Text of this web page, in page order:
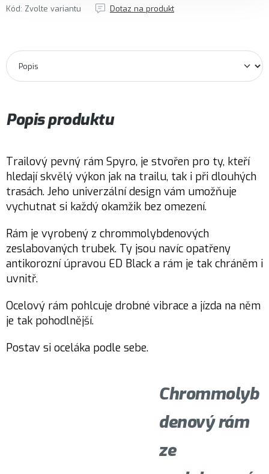
Kód: Zvolte variantu Dotaz na produkt
Popis produktu
Trailový pevný rám Spyro, je stvořen pro ty, kteří
hledají skvělý výkon jak na trailu, tak i při dlouhých
trasách. Jeho univerzální design vám umožňuje
vychutnat si každý okamžik bez omezení.
Rám je vyrobený z chrommolybdenových
zeslabovaných trubek. Ty jsou navíc opatřeny
antikorozní úpravou ED Black a rám je tak chráněm i
uvnitř.
Ocelový rám pohlcuje drobné vibrace a jízda na něm
je tak pohodlnější.
Postav si oceláka podle sebe.
Chrommolyb
denový rám
ze